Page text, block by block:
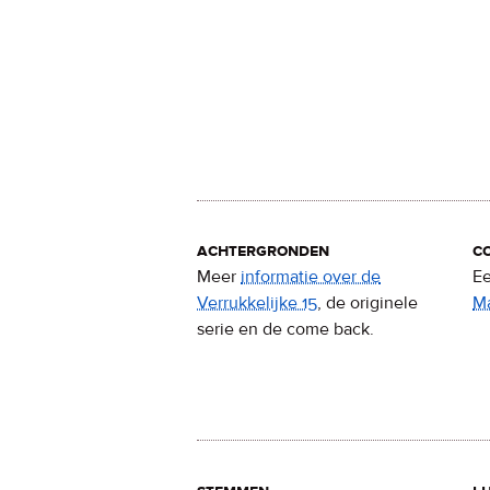
achtergronden
Meer informatie over de
Verrukkelijke 15, de originele
serie en de come back.